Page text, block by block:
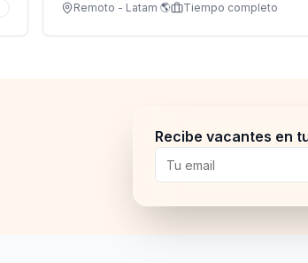
Remoto - Latam 🌎 Tiempo completo
Recibe vacantes en